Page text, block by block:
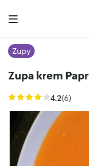
Zupy
Zupa krem
4.2(6)